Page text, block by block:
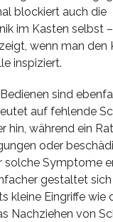
blockiert auch die
im Kasten selbst –
wenn man den
inspiziert.
sind
auf fehlende
hin, während ein
oder
solche Symptome
gestaltet sich
kleine Eingriffe wie
Nachziehen von